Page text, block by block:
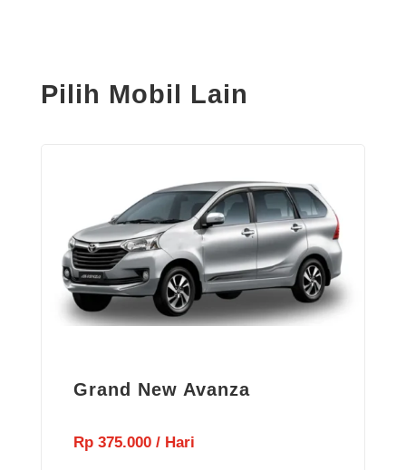
Pilih Mobil Lain
Grand New Avanza
Rp 375.000 / Hari